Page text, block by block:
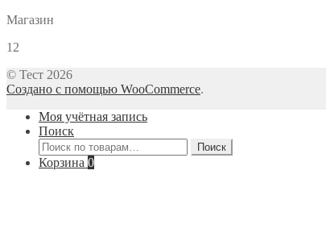
Магазин
12
© Тест 2026
Создано с помощью WooCommerce.
Моя учётная запись
Поиск
Искать:
Поиск
Корзина 0